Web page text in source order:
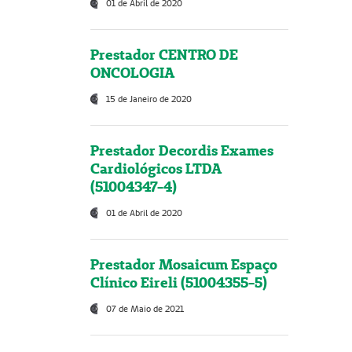
01 de Abril de 2020
Prestador CENTRO DE
ONCOLOGIA
15 de Janeiro de 2020
Prestador Decordis Exames
Cardiológicos LTDA
(51004347-4)
01 de Abril de 2020
Prestador Mosaicum Espaço
Clínico Eireli (51004355-5)
07 de Maio de 2021